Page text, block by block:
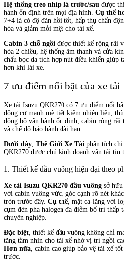
Hệ thống treo nhíp lá trước/sau được
hành ổn định trên mọi địa hình. Cụ thể
7+4 lá có độ đàn hồi tốt, hấp thụ chấn
hóa và giảm mỏi mệt cho tài xế.
Cabin 3 chỗ ngồi được thiết kế rộng rãi
hòa 2 chiều, hệ thống âm thanh và cửa
chấu bọc da tích hợp nút điều khiển giúp
hơn khi lái xe.
7 ưu điểm nổi bật của xe
Xe tải Isuzu QKR270 có 7 ưu điểm nổi
động cơ mạnh mẽ tiết kiệm nhiên liệu,
đồng bộ vận hành ổn định, cabin rộng
và chế độ bảo hành dài hạn.
Dưới đây Thế Giới Xe Tải phân tích
QKR270 được chủ kinh doanh vận tải tin
1. Thiết kế đầu vuông hiện đại theo
Xe tải Isuzu QKR270 đầu vuông sở
với cabin vuông vức, góc cạnh rõ nét
tròn trước đây. Cụ thể, mặt ca-lăng với
cụm đèn pha halogen đa điểm bố trí thấp
chuyên nghiệp.
Đặc biệt, thiết kế đầu vuông không chỉ
tăng tầm nhìn cho tài xế nhờ vị trí ngồi
Hơn nữa, cabin cao giúp bảo vệ tài xế
trước.